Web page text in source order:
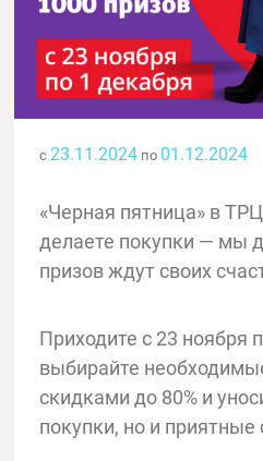
с 23.11.2024 по 01.12.2024
«Черная пятница» в
делаете покупки — мы
призов ждут своих
Приходите с 23 ноября
выбирайте
скидками до 80% и
покупки, но и